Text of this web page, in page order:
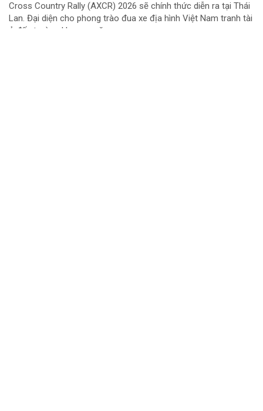
Cross Country Rally (AXCR) 2026 sẽ chính thức diễn ra tại Thái
Lan. Đại diện cho phong trào đua xe địa hình Việt Nam tranh tài
ở đấu trường khu vực năm...